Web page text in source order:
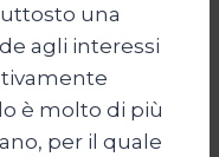
una
agli interessi
è molto di più
per il quale